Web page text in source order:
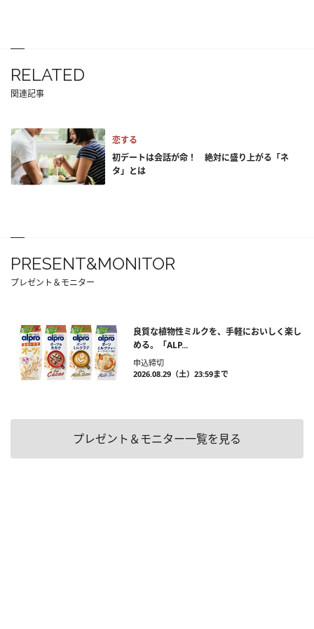
RELATED
関連記事
恋する
初デートは会話が命！ 絶対に盛り上がる「ネ
タ」とは
PRESENT&MONITOR
プレゼント＆モニター
良質な植物性ミルクを、手軽においしく楽し
める。「ALP...
申込締切
2026.08.29（土）23:59まで
プレゼント＆モニター一覧を見る